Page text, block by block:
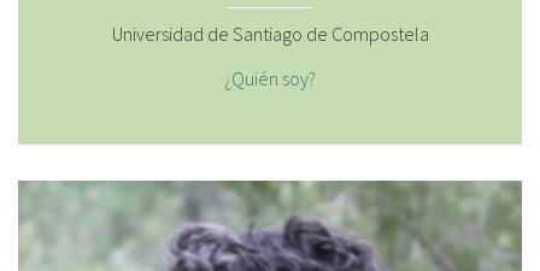
Universidad de Santiago de Compostela
¿Quién soy?